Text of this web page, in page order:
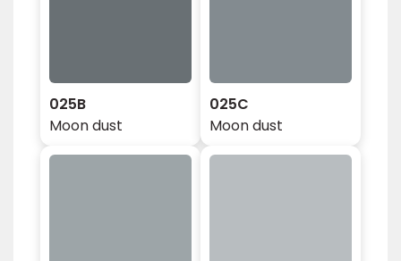
025B
Moon dust
025C
Moon dust